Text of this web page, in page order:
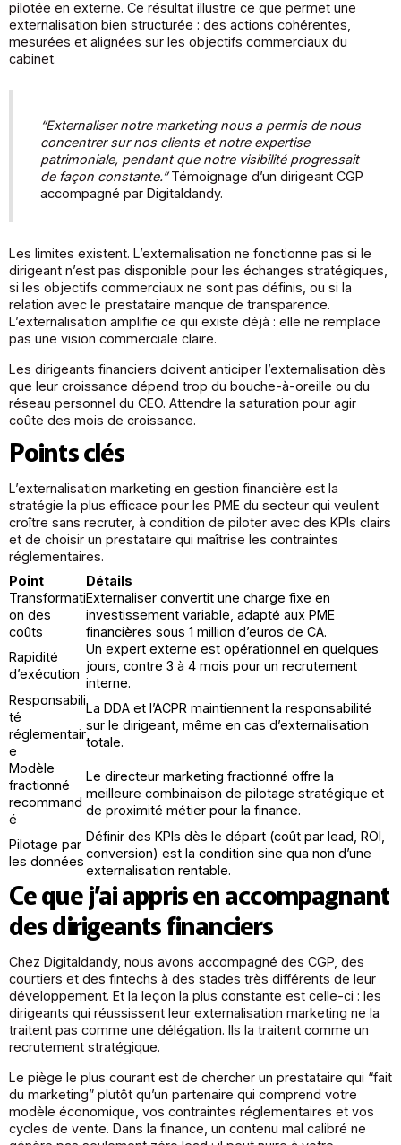
pilotée en externe. Ce résultat illustre ce que permet une
externalisation bien structurée : des actions cohérentes,
mesurées et alignées sur les objectifs commerciaux du
cabinet.
“Externaliser notre marketing nous a permis de nous
concentrer sur nos clients et notre expertise
patrimoniale, pendant que notre visibilité progressait
de façon constante.”Témoignage d’un dirigeant CGP
accompagné par Digitaldandy.
Les limites existent. L’externalisation ne fonctionne pas si le
dirigeant n’est pas disponible pour les échanges stratégiques,
si les objectifs commerciaux ne sont pas définis, ou si la
relation avec le prestataire manque de transparence.
L’externalisation amplifie ce qui existe déjà : elle ne remplace
pas une vision commerciale claire.
Les dirigeants financiers doivent anticiper l’externalisation dès
que leur croissance dépend trop du bouche-à-oreille ou du
réseau personnel du CEO. Attendre la saturation pour agir
coûte des mois de croissance.
Points clés
L’externalisation marketing en gestion financière est la
stratégie la plus efficace pour les PME du secteur qui veulent
croître sans recruter, à condition de piloter avec des KPIs clairs
et de choisir un prestataire qui maîtrise les contraintes
réglementaires.
Point
Détails
Transformati
on des
coûts
Externaliser convertit une charge fixe en
investissement variable, adapté aux PME
financières sous 1 million d’euros de CA.
Rapidité
d’exécution
Un expert externe est opérationnel en quelques
jours, contre 3 à 4 mois pour un recrutement
interne.
Responsabili
té
réglementair
e
La DDA et l’ACPR maintiennent la responsabilité
sur le dirigeant, même en cas d’externalisation
totale.
Modèle
fractionné
recommand
é
Le directeur marketing fractionné offre la
meilleure combinaison de pilotage stratégique et
de proximité métier pour la finance.
Pilotage par
les données
Définir des KPIs dès le départ (coût par lead, ROI,
conversion) est la condition sine qua non d’une
externalisation rentable.
Ce que j’ai appris en accompagnant
des dirigeants financiers
Chez Digitaldandy, nous avons accompagné des CGP, des
courtiers et des fintechs à des stades très différents de leur
développement. Et la leçon la plus constante est celle-ci : les
dirigeants qui réussissent leur externalisation marketing ne la
traitent pas comme une délégation. Ils la traitent comme un
recrutement stratégique.
Le piège le plus courant est de chercher un prestataire qui “fait
du marketing” plutôt qu’un partenaire qui comprend votre
modèle économique, vos contraintes réglementaires et vos
cycles de vente. Dans la finance, un contenu mal calibré ne